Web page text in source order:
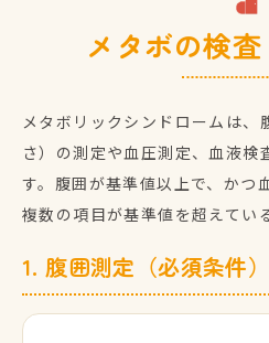
メタボの検
メタボリックシンドロームは、
さ）の測定や血圧測定、血液検
す。腹囲が基準値以上で、かつ
複数の項目が基準値を超えてい
1. 腹囲測定（必須条件）